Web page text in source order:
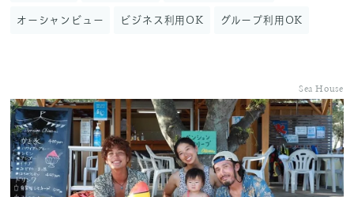
オーシャンビュー ビジネス利用OK グループ利用OK
Sea House